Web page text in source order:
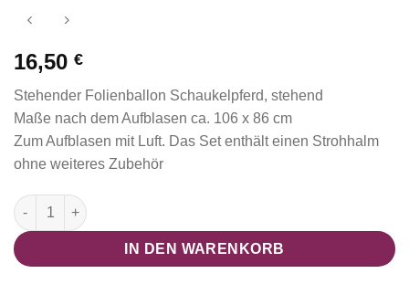
16,50 €
Stehender Folienballon Schaukelpferd, stehend
Maße nach dem Aufblasen ca. 106 x 86 cm
Zum Aufblasen mit Luft. Das Set enthält einen Strohhalm
ohne weiteres Zubehör
Folienballon "Schaukelpferd", stehend Menge
IN DEN WARENKORB